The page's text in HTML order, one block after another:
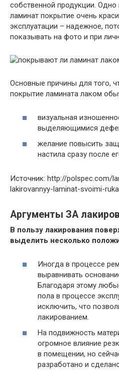
собственной продукции.
ламинат покрытие очень
эксплуатации – надежное,
показывать на фото и при
Основные причины для того,
покрытие ламината лаком
визуальная
выделяющимися
желание повысить
настила сразу после
Источник: http://polspec.com/
lakirovannyy-laminat-svoimi-
Аргументы ЗА
В пользу лакирования
выделить несколько
Иногда в процессе
выравнивать
Благодаря этому
пола в процессе
исключить, что
лакированием.
На подвижность
огромное влияние
в помещении, но
разработано и